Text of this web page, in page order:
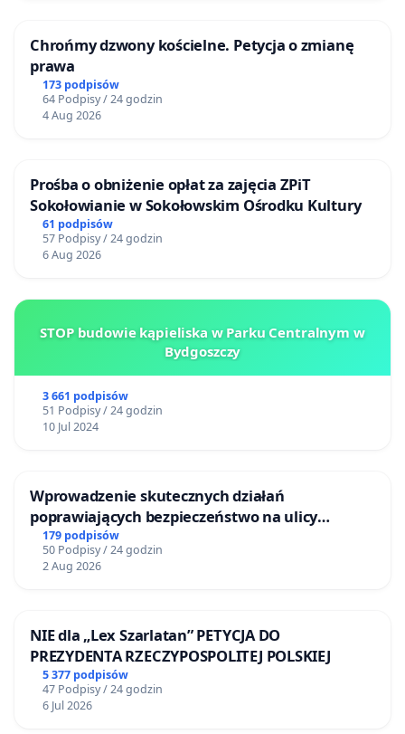
Chrońmy dzwony kościelne. Petycja o zmianę
prawa
173 podpisów
64 Podpisy / 24 godzin
4 Aug 2026
Prośba o obniżenie opłat za zajęcia ZPiT
Sokołowianie w Sokołowskim Ośrodku Kultury
61 podpisów
57 Podpisy / 24 godzin
6 Aug 2026
STOP budowie kąpieliska w Parku Centralnym w
Bydgoszczy
3 661 podpisów
51 Podpisy / 24 godzin
10 Jul 2024
Wprowadzenie skutecznych działań
poprawiających bezpieczeństwo na ulicy
Żeromskiego w Otwocku
179 podpisów
50 Podpisy / 24 godzin
2 Aug 2026
NIE dla „Lex Szarlatan” PETYCJA DO
PREZYDENTA RZECZYPOSPOLITEJ POLSKIEJ
5 377 podpisów
47 Podpisy / 24 godzin
6 Jul 2026